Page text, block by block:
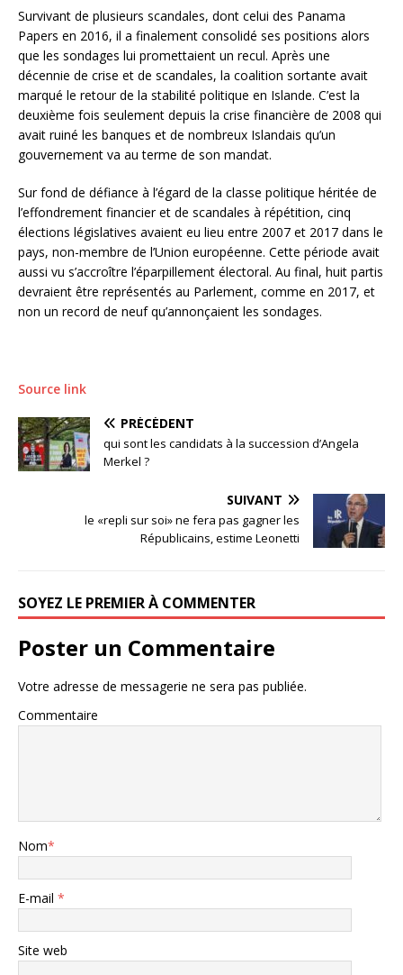
Survivant de plusieurs scandales, dont celui des Panama
Papers en 2016, il a finalement consolidé ses positions alors
que les sondages lui promettaient un recul. Après une
décennie de crise et de scandales, la coalition sortante avait
marqué le retour de la stabilité politique en Islande. C’est la
deuxième fois seulement depuis la crise financière de 2008 qui
avait ruiné les banques et de nombreux Islandais qu’un
gouvernement va au terme de son mandat.
Sur fond de défiance à l’égard de la classe politique héritée de
l’effondrement financier et de scandales à répétition, cinq
élections législatives avaient eu lieu entre 2007 et 2017 dans le
pays, non-membre de l’Union européenne. Cette période avait
aussi vu s’accroître l’éparpillement électoral. Au final, huit partis
devraient être représentés au Parlement, comme en 2017, et
non un record de neuf qu’annonçaient les sondages.
Source link
PRÉCÉDENT
qui sont les candidats à la succession d’Angela
Merkel ?
SUIVANT
le «repli sur soi» ne fera pas gagner les
Républicains, estime Leonetti
SOYEZ LE PREMIER À COMMENTER
Poster un Commentaire
Votre adresse de messagerie ne sera pas publiée.
Commentaire
Nom*
E-mail *
Site web